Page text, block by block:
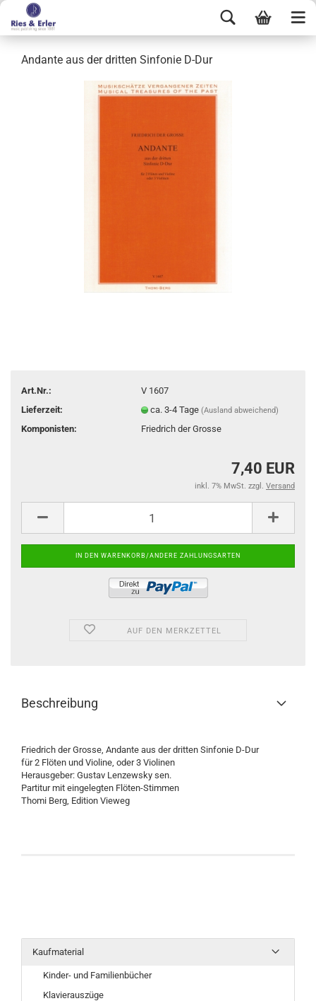
Andante aus der dritten Sinfonie D-Dur
Art.Nr.:
V 1607
Lieferzeit:
ca. 3-4 Tage(Ausland abweichend)
Komponisten: Friedrich der Grosse
7,40 EUR
inkl. 7% MwSt. zzgl. Versand
AUF DEN MERKZETTEL
Beschreibung
Friedrich der Grosse, Andante aus der dritten Sinfonie D-Dur
für 2 Flöten und Violine, oder 3 Violinen
Herausgeber: Gustav Lenzewsky sen.
Partitur mit eingelegten Flöten-Stimmen
Thomi Berg, Edition Vieweg
Kaufmaterial
Kinder- und Familienbücher
Klavierauszüge